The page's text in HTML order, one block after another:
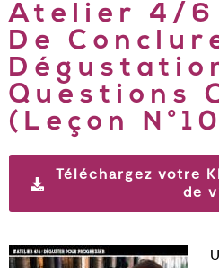
Atelier 4/6
De
Questions
(Leçon
Téléchargez votre
de